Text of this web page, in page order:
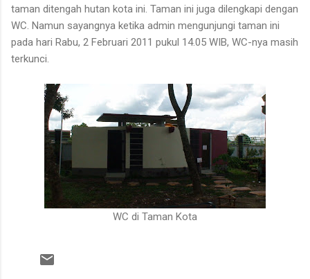
taman ditengah hutan kota ini. Taman ini juga dilengkapi dengan
WC. Namun sayangnya ketika admin mengunjungi taman ini
pada hari Rabu, 2 Februari 2011 pukul 14.05 WIB, WC-nya masih
terkunci.
WC di Taman Kota